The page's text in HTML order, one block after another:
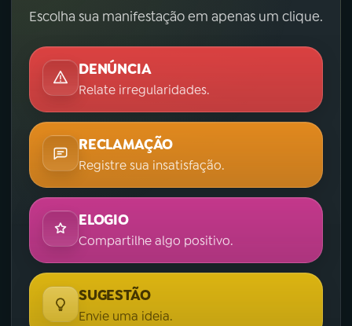
Escolha sua manifestação em apenas um clique.
DENÚNCIA
Relate irregularidades.
RECLAMAÇÃO
Registre sua insatisfação.
ELOGIO
Compartilhe algo positivo.
SUGESTÃO
Envie uma ideia.